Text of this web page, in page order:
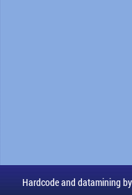
Hardcode and datamining